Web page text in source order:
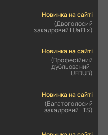
Новинка на сайті
(Двоголосий
закадровий | UaFlix)
Новинка на сайті
(Професійний
дубльований |
UFDUB)
Новинка на сайті
(Багатоголосий
закадровий | TS)